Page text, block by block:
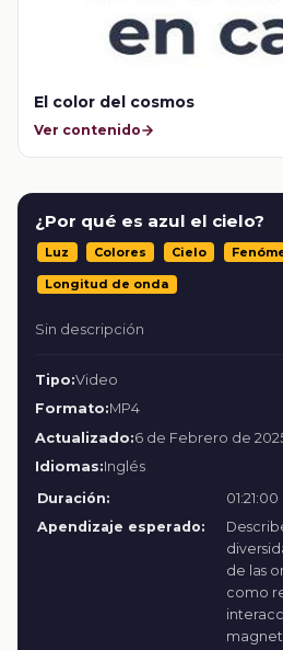
El color del cosmos
Ver contenido
¿Por qué es azul el cielo?
Luz Colores Cielo
Longitud de onda
Sin descripción
Tipo:Video
Formato:MP4
Actualizado:6 de Febrero de
Idiomas:Inglés
Duración:
01:21:00
Apendizaje esperado:
de las
como